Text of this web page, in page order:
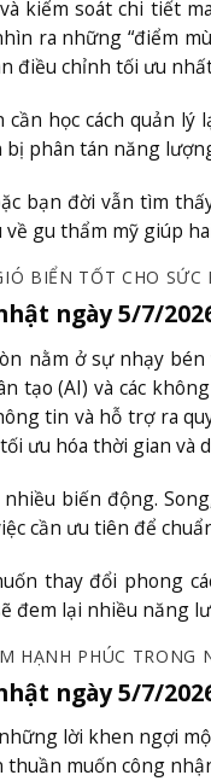
kiểm soát chi tiết
ra những “điểm
điều chỉnh tối ưu
học cách quản lý
bị phân tán năng
bạn đời vẫn tìm
gu thẩm mỹ giúp
BIỂN TỐT CHO
ngày 5/7/
nằm ở sự nhạy
tạo (AI) và các
tin và hỗ trợ ra
ưu hóa thời gian
nhiều biến động.
cần ưu tiên để
thay đổi phong
đem lại nhiều năng
HẠNH PHÚC TRONG
ngày 5/7/
lời khen ngợi
muốn công